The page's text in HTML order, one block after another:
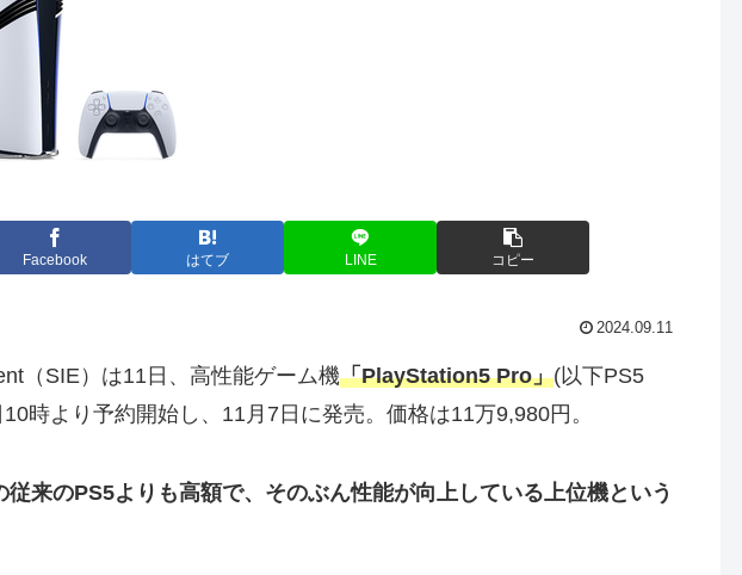
Facebook はてブ LINE コピー
2024.09.11
（SIE）は11日、高性能ゲーム機「PlayStation5 Pro」(以下PS5
時より予約開始し、11月7日に発売。価格は11万9,980円。
来のPS5よりも高額で、そのぶん性能が向上している上位機という